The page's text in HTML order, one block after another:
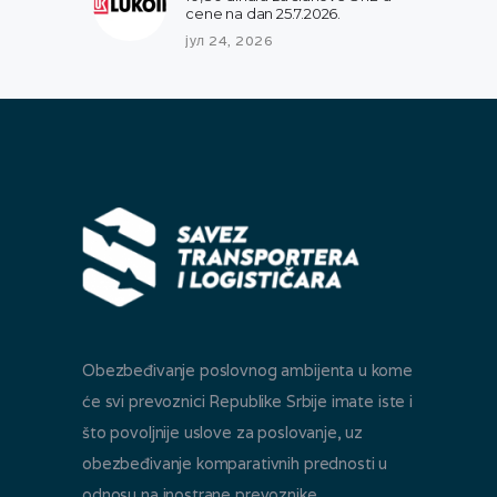
cene na dan 25.7.2026.
јул 24, 2026
Obezbeđivanje poslovnog ambijenta u kome
će svi prevoznici Republike Srbije imate iste i
što povoljnije uslove za poslovanje, uz
obezbeđivanje komparativnih prednosti u